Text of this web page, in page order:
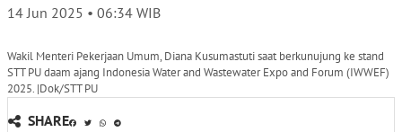
14 Jun 2025 • 06:34 WIB
Wakil Menteri Pekerjaan Umum, Diana Kusumastuti saat berkunujung ke stand
STT PU daam ajang Indonesia Water and Wastewater Expo and Forum (IWWEF)
2025. |Dok/STT PU
SHARE